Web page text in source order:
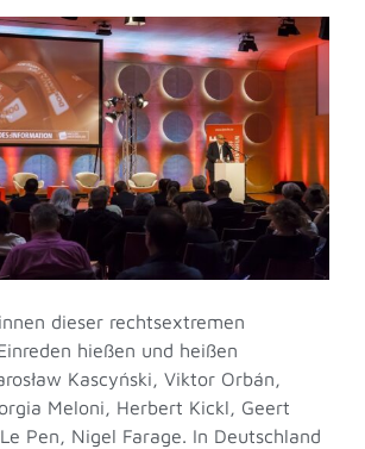
dieser rechtsextremen
hießen und heißen
Kascyński, Viktor Orbán,
Meloni, Herbert Kickl, Geert
Pen, Nigel Farage. In Deutschland